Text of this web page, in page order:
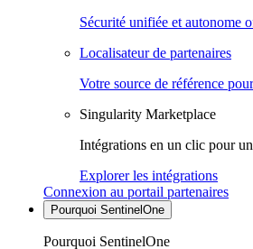
Sécurité unifiée et autonome
Localisateur de partenaires
Votre source de référence
Singularity Marketplace
Intégrations en un clic pour
Explorer les intégrations
Connexion au portail partenaires
Pourquoi SentinelOne
Pourquoi SentinelOne